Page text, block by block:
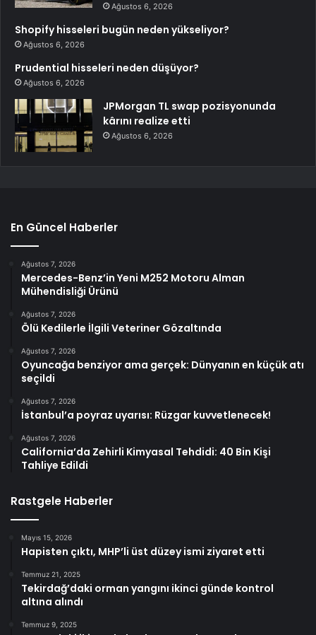
Ağustos 6, 2026
Shopify hisseleri bugün neden yükseliyor?
Ağustos 6, 2026
Prudential hisseleri neden düşüyor?
Ağustos 6, 2026
JPMorgan TL swap pozisyonunda
kârını realize etti
Ağustos 6, 2026
En Güncel Haberler
Ağustos 7, 2026
Mercedes-Benz’in Yeni M252 Motoru Alman
Mühendisliği Ürünü
Ağustos 7, 2026
Ölü Kedilerle İlgili Veteriner Gözaltında
Ağustos 7, 2026
Oyuncağa benziyor ama gerçek: Dünyanın en küçük atı
seçildi
Ağustos 7, 2026
İstanbul’a poyraz uyarısı: Rüzgar kuvvetlenecek!
Ağustos 7, 2026
California’da Zehirli Kimyasal Tehdidi: 40 Bin Kişi
Tahliye Edildi
Rastgele Haberler
Mayıs 15, 2026
Hapisten çıktı, MHP’li üst düzey ismi ziyaret etti
Temmuz 21, 2025
Tekirdağ’daki orman yangını ikinci günde kontrol
altına alındı
Temmuz 9, 2025